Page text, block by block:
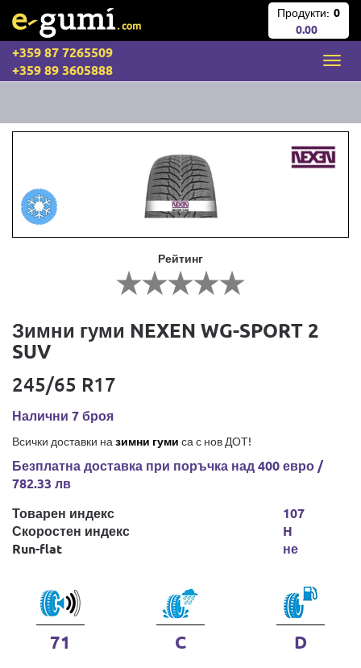
Продукти: 0
0.00
+359 87 7265509
+359 89 3605888
Рейтинг
Зимни гуми NEXEN WG-SPORT 2
SUV
245/65 R17
Налични 7 броя
Всички доставки на зимни гуми са с нов ДОТ!
Безплатна доставка при поръчка над 400 евро /
782.33 лв
Товарен индекс
Скоростен индекс
Run-flat
107
H
не
71 C D